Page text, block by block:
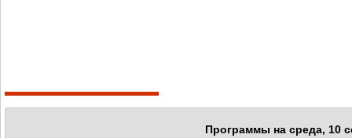
Программы на среда, 10